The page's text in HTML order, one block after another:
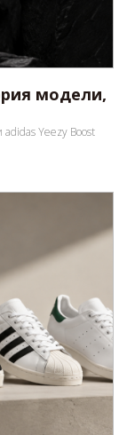
модели,
Yeezy Boost